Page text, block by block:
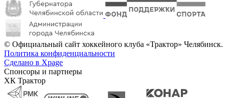
© Официальный сайт хоккейного клуба «Трактор» Челябинск.
Политика конфиденциальности
Сделано в Xpage
Спонсоры и партнеры
ХК Трактор